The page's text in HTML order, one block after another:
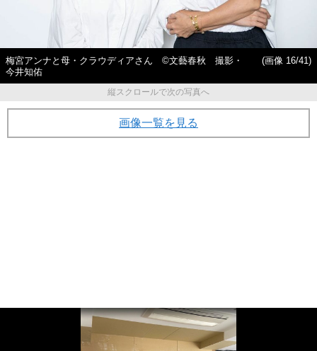
梅宮アンナと母・クラウディアさん ©文藝春秋 撮影・
今井知佑
(画像 16/41)
縦スクロールで次の写真へ
画像一覧を見る